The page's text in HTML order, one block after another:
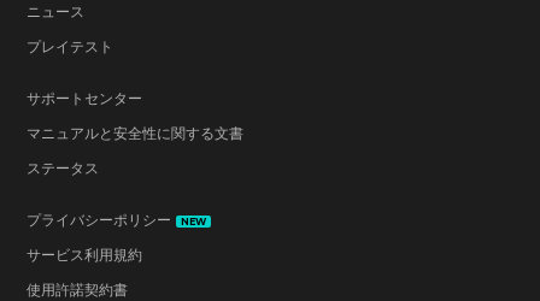
ニュース
プレイテスト
サポートセンター
マニュアルと安全性に関する文書
ステータス
プライバシーポリシー NEW
サービス利用規約
使用許諾契約書